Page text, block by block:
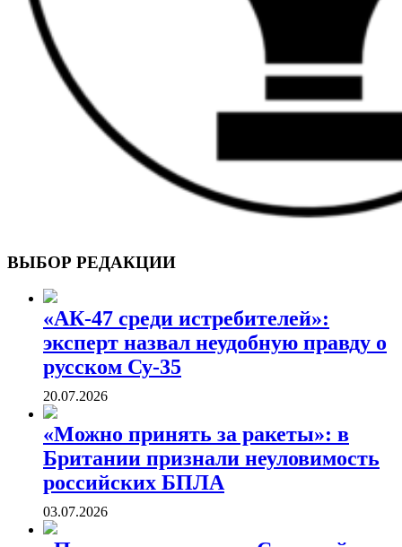
ВОЕННЫЕ СТРАНИЦЫ
СТАТЬИ ВОЕННОЙ ТЕМАТИКИ
ВЫБОР РЕДАКЦИИ
«АК-47 среди истребителей»:
эксперт назвал неудобную правду о
русском Су-35
20.07.2026
«Можно принять за ракеты»: в
Британии признали неуловимость
российских БПЛА
03.07.2026